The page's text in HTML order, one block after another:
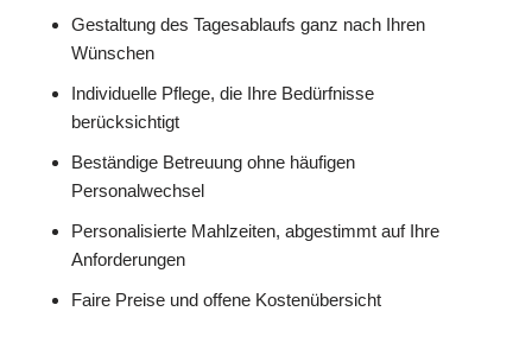
Gestaltung des Tagesablaufs ganz nach Ihren
Wünschen
Individuelle Pflege, die Ihre Bedürfnisse
berücksichtigt
Beständige Betreuung ohne häufigen
Personalwechsel
Personalisierte Mahlzeiten, abgestimmt auf Ihre
Anforderungen
Faire Preise und offene Kostenübersicht